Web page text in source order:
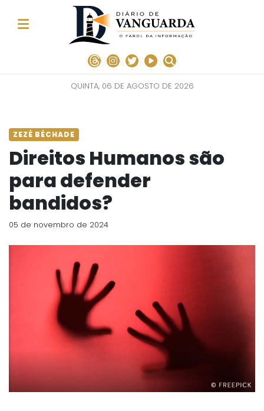
QUINTA, 06 DE AGOSTO DE 2026
ZEZÉ BÉCHADE
Direitos Humanos são
para defender
bandidos?
05 de novembro de 2024